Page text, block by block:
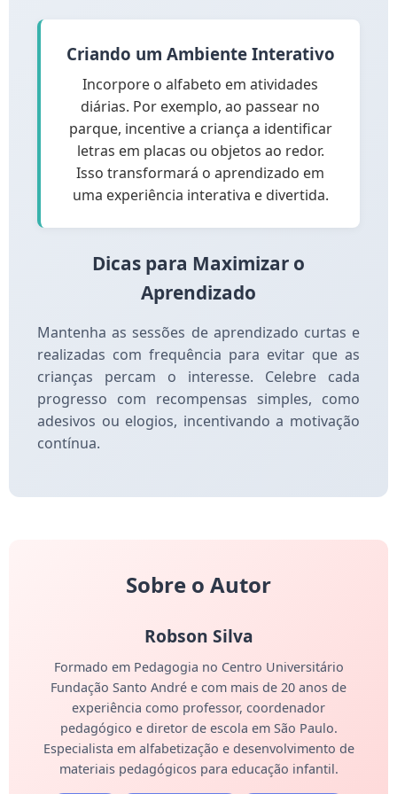
Criando um Ambiente Interativo
Incorpore o alfabeto em atividades
diárias. Por exemplo, ao passear no
parque, incentive a criança a identificar
letras em placas ou objetos ao redor.
Isso transformará o aprendizado em
uma experiência interativa e divertida.
Dicas para Maximizar o
Aprendizado
Mantenha as sessões de aprendizado curtas e
realizadas com frequência para evitar que as
crianças percam o interesse. Celebre cada
progresso com recompensas simples, como
adesivos ou elogios, incentivando a motivação
contínua.
Sobre o Autor
Robson Silva
Formado em Pedagogia no Centro Universitário
Fundação Santo André e com mais de 20 anos de
experiência como professor, coordenador
pedagógico e diretor de escola em São Paulo.
Especialista em alfabetização e desenvolvimento de
materiais pedagógicos para educação infantil.